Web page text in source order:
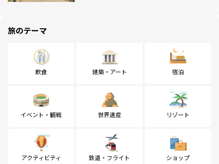
旅のテーマ
飲食 建築・アート 宿泊
イベント・観戦 世界遺産 リゾート
アクティビティ 鉄道・フライト ショップ